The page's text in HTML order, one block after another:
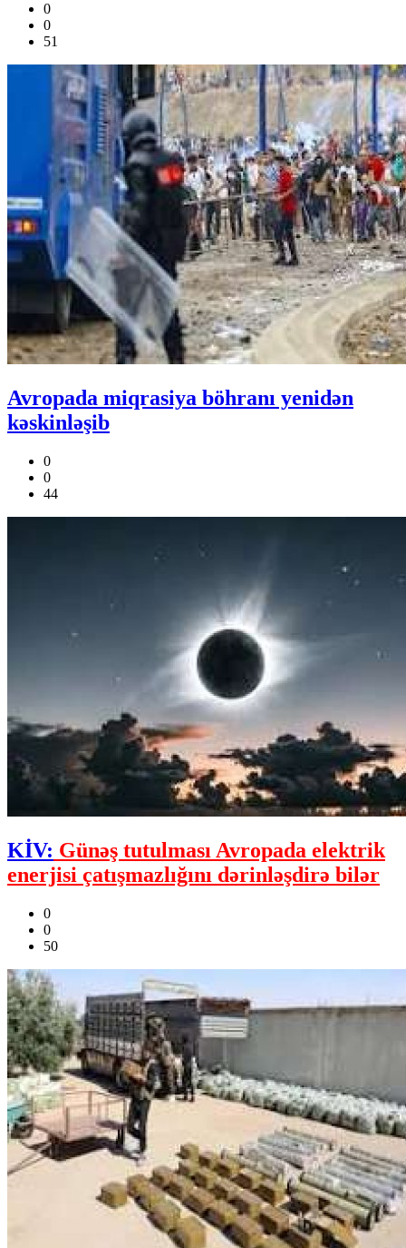
0
0
51
Avropada miqrasiya böhranı yenidən
kəskinləşib
0
0
44
KİV: Günəş tutulması Avropada elektrik
enerjisi çatışmazlığını dərinləşdirə bilər
0
0
50